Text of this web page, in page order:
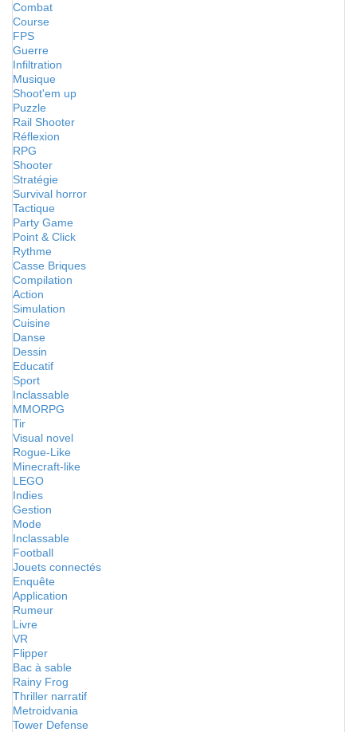
Combat
Course
FPS
Guerre
Infiltration
Musique
Shoot'em up
Puzzle
Rail Shooter
Réflexion
RPG
Shooter
Stratégie
Survival horror
Tactique
Party Game
Point & Click
Rythme
Casse Briques
Compilation
Action
Simulation
Cuisine
Danse
Dessin
Educatif
Sport
Inclassable
MMORPG
Tir
Visual novel
Rogue-Like
Minecraft-like
LEGO
Indies
Gestion
Mode
Inclassable
Football
Jouets connectés
Enquête
Application
Rumeur
Livre
VR
Flipper
Bac à sable
Rainy Frog
Thriller narratif
Metroidvania
Tower Defense